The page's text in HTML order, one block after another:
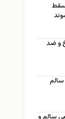
سقط
و ضد
رژيمي سالم و